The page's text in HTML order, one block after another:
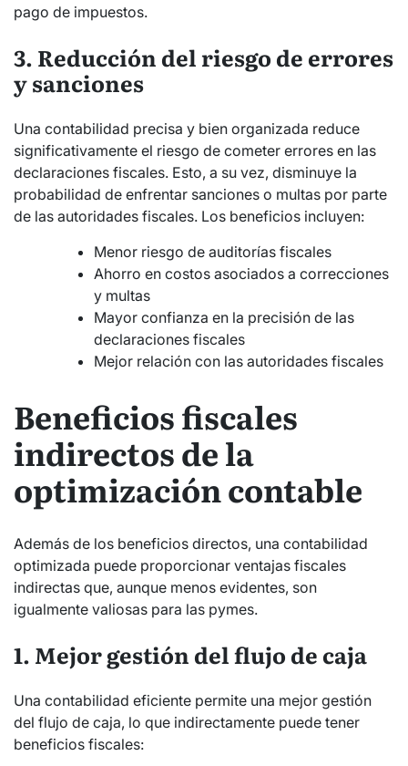
pago de impuestos.
3. Reducción del riesgo de errores
y sanciones
Una contabilidad precisa y bien organizada reduce
significativamente el riesgo de cometer errores en las
declaraciones fiscales. Esto, a su vez, disminuye la
probabilidad de enfrentar sanciones o multas por parte
de las autoridades fiscales. Los beneficios incluyen:
Menor riesgo de auditorías fiscales
Ahorro en costos asociados a correcciones
y multas
Mayor confianza en la precisión de las
declaraciones fiscales
Mejor relación con las autoridades fiscales
Beneficios fiscales
indirectos de la
optimización contable
Además de los beneficios directos, una contabilidad
optimizada puede proporcionar ventajas fiscales
indirectas que, aunque menos evidentes, son
igualmente valiosas para las pymes.
1. Mejor gestión del flujo de caja
Una contabilidad eficiente permite una mejor gestión
del flujo de caja, lo que indirectamente puede tener
beneficios fiscales: